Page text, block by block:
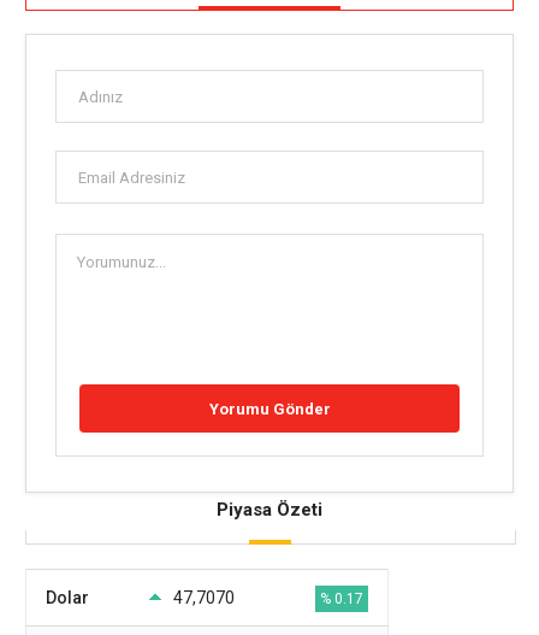
Piyasa Özeti
Dolar 47,7070 % 0.17